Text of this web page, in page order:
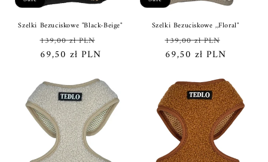
oSzelki Bezuciskowe "Black-Beige"
Regular
price
139,00 zł PLN
69,50 zł PLN
Szelki Bezuciskowe ,,Floral"
Regular
price
139,00 zł PLN
69,50 zł PLN